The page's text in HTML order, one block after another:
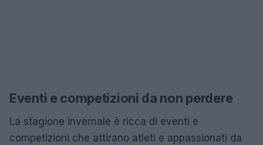
Eventi e competizioni da non perdere
La stagione invernale è ricca di eventi e
competizioni che attirano atleti e appassionati da